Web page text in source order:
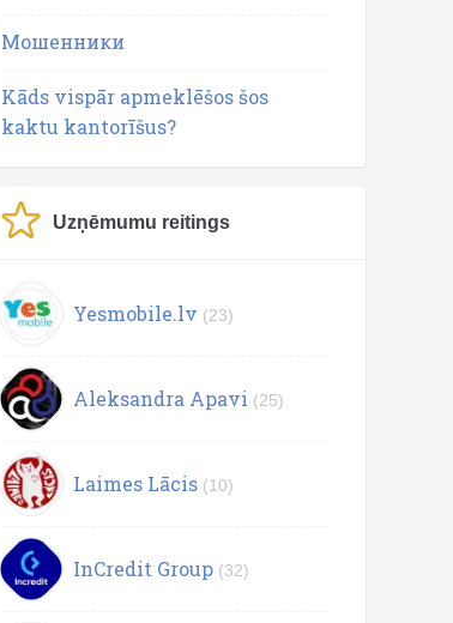
Мошенники
Kāds vispār apmeklēšos šos
kaktu kantorīšus?
Uzņēmumu reitings
Yesmobile.lv (23)
Aleksandra Apavi (25)
Laimes Lācis (10)
InCredit Group (32)